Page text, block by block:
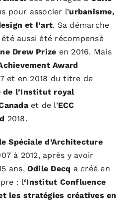
pour associer l’urbanisme,
et l’art. Sa démarche
aussi été récompensé
Drew Prize en 2016. Mais
Award
et en 2018 du titre de
de l’Institut royal
et de l’ECC
2018.
Spéciale d’Architecture
à 2012, après y avoir
ans, Odile Decq a créé en
: l‘Institut Confluence
les stratégies créatives en